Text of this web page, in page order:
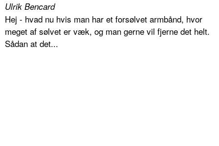
Ulrik Bencard
Hej - hvad nu hvis man har et forsølvet armbånd, hvor
meget af sølvet er væk, og man gerne vil fjerne det helt.
Sådan at det...